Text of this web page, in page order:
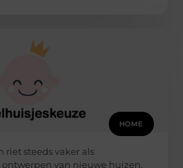
HOME
steeds vaker als
van nieuwe huizen.